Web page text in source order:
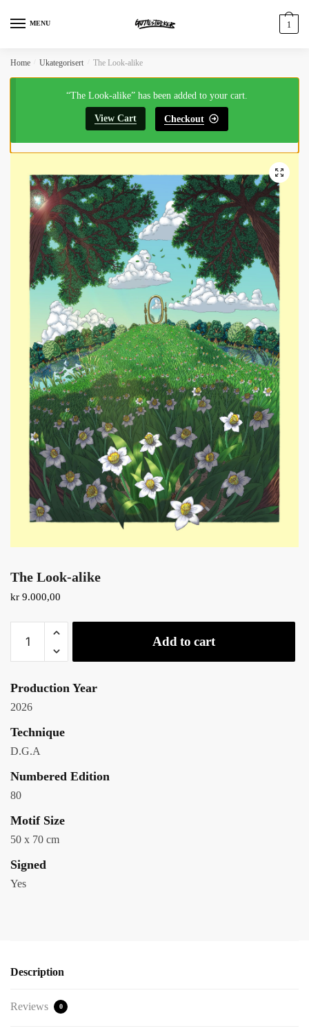
MENU 1
Home Ukategorisert The Look-alike
“The Look-alike” has been added to your cart.
Checkout
View Cart
The Look-alike
kr 9.000,00
Add to cart
Production Year
2026
Technique
D.G.A
Numbered Edition
80
Motif Size
50 x 70 cm
Signed
Yes
Description
Reviews 0